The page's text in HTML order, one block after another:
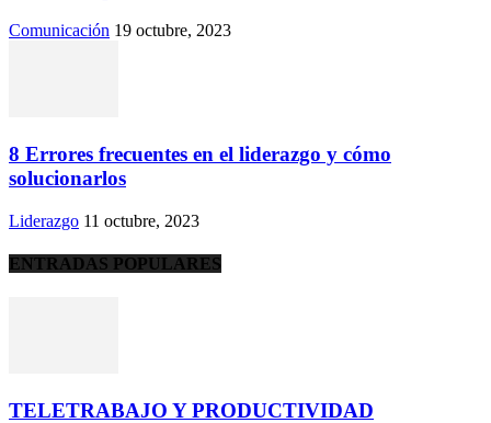
Comunicación 19 octubre, 2023
8 Errores frecuentes en el liderazgo y cómo
solucionarlos
Liderazgo 11 octubre, 2023
ENTRADAS POPULARES
TELETRABAJO Y PRODUCTIVIDAD